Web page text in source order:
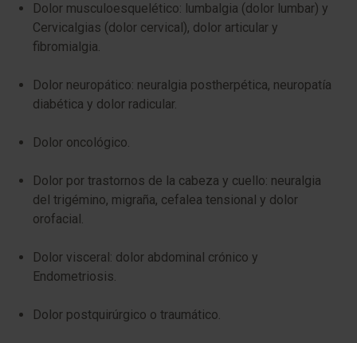
Dolor musculoesquelético: lumbalgia (dolor lumbar) y
Cervicalgias (dolor cervical), dolor articular y
fibromialgia.
Dolor neuropático: neuralgia postherpética, neuropatía
diabética y dolor radicular.
Dolor oncológico.
Dolor por trastornos de la cabeza y cuello: neuralgia
del trigémino, migraña, cefalea tensional y dolor
orofacial.
Dolor visceral: dolor abdominal crónico y
Endometriosis.
Dolor postquirúrgico o traumático.